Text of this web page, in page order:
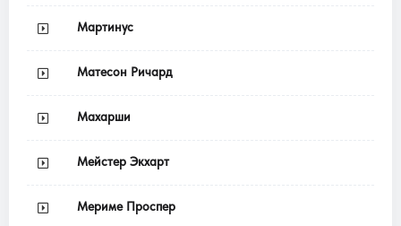
Мартинус
Матесон Ричард
Махарши
Мейстер Экхарт
Мериме Проспер